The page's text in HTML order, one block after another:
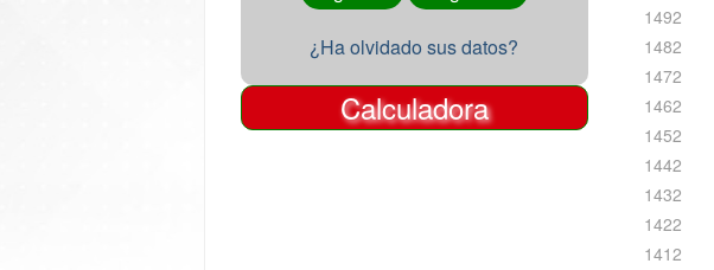
¿Ha olvidado sus datos?
Calculadora
1492
1482
1472
1462
1452
1442
1432
1422
1412